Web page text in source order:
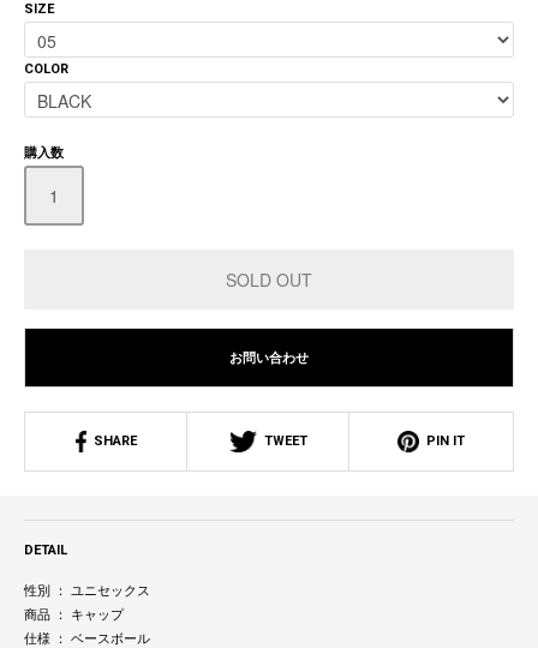
SIZE
COLOR
購入数
お問い合わせ
SHARE TWEET PIN IT
DETAIL
性別 ： ユニセックス
商品 ： キャップ
仕様 ： ベースボール